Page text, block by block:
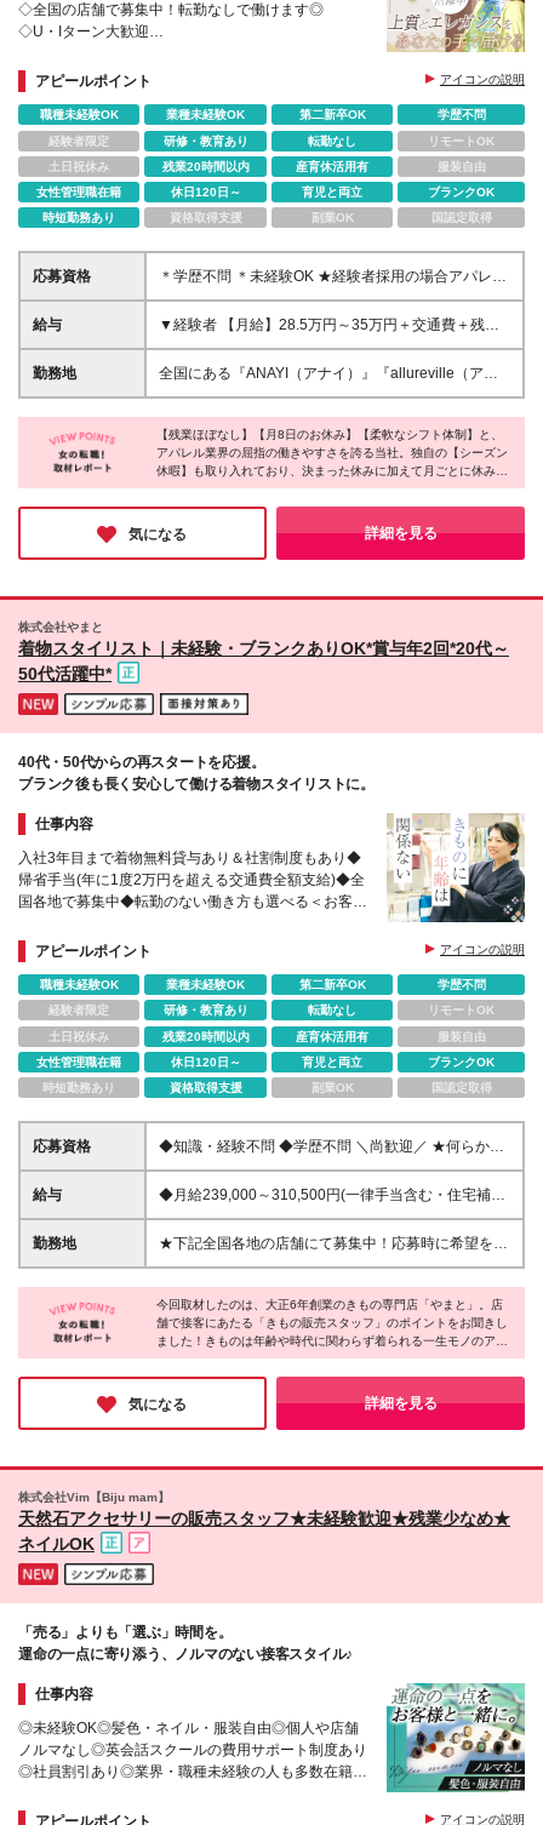
◇全国の店舗で募集中！転勤なしで働けます◎
◇U・Iターン大歓迎
◇月8日+シーズン休暇23日+有給5日で実質年125日
お休み可
アピールポイント アイコンの説明
職種未経験OK 業種未経験OK 第二新卒OK
学歴不問
経験者限定
研修・教育あり 転勤なし
リモートOK
土日祝休み
残業20時間以内 産育休活用有
服装自由
女性管理職在籍
休日120日～ 育児と両立
ブランクOK
時短勤務あり
資格取得支援 副業OK 国認定取得
応募資格
＊学歴不問 ＊未経験OK ★経験者採用の場合アパレル
経験1年以上 ～こんな方におススメ～ *人と話すこと
が大好き! *アパレル経験は無いけれど、お洋服が好き!
い *長く働ける会社に勤めたい *年齢を重ねても活躍
できるブランドで働きたい *ロールモデルとなる先輩
給与
▼経験者 【月給】28.5万円～35万円＋交通費＋残業
代全額支給 ▼未経験 【月給】24万円～30万円＋交通
費＋残業代全額支給 ※経験や能力等を考慮の上、当社
間中の条件変更なし。 ★将来的に店長になった場合
は月給36万円～も可能です
勤務地
全国にある『ANAYI（アナイ）』『allureville（アル
アバイル）』 『LOULOU WILLOUGHBY（ルル・ウ
ィルビー）』の ご希望の勤務地にて活躍していただ
きます！ ＼3月オープン！／ LOULOU
WILLOUGHBY 博多阪急 └博多駅直結！ 【北海道】
◆北海道／札幌 【東北】 ◆宮城県／仙台 【関東】 ◆
千葉県／千葉 ◆神奈川県／横浜 ◆東京都／中央区
（日本橋、銀座）千代田区（丸の内、有楽町）港区
西】 ◆京都府／京都 ◆大阪府／大阪市（梅田、なん
ば、心斎橋）阿倍野区（あべの）吹田市（吹田） ◆
州】 ◆福岡県／福岡、小倉 ◆熊本／熊本 ◆鹿児島
⇒https://www.anayi.com/stores 【allureville／16店舗
展開中】⇒https://www.allureville.com/stores
【LOULOU WILLOUGHBY／5店舗展開中】
⇒https://www.loulouwilloughby.com/shop/
【残業ほぼなし】【月8日のお休み】【柔軟なシフト体制】と、
アパレル業界の屈指の働きやすさを誇る当社。独自の【シーズン
休暇】も取り入れており、決まった休みに加えて月ごとに休みを
シフトに組み込んでくれるそうです♪さらに、アパレル業界では
珍しく、取得義務有休と合わせて【年間125日】の休みを取れる
と伺いました！産育休の取得実績もあるため、好きを仕事に長く
輝き続けられる環境だと思います！
気になる 詳細を見る
株式会社やまと
着物スタイリスト｜未経験・ブランクありOK*賞与年2回*20代～
50代活躍中*
40代・50代からの再スタートを応援。
ブランク後も長く安心して働ける着物スタイリストに。
仕事内容
入社3年目まで着物無料貸与あり＆社割制度もあり◆
帰省手当(年に1度2万円を超える交通費全額支給)◆全
国各地で募集中◆転勤のない働き方も選べる＜お客様
＞
アピールポイント アイコンの説明
職種未経験OK 業種未経験OK 第二新卒OK
学歴不問
経験者限定
研修・教育あり 転勤なし
リモートOK
土日祝休み
残業20時間以内 産育休活用有
服装自由
女性管理職在籍
休日120日～ 育児と両立
ブランクOK
時短勤務あり
資格取得支援 副業OK 国認定取得
応募資格
◆知識・経験不問 ◆学歴不問 ＼尚歓迎／ ★何らかの
接客・販売の経験をお持ちの方は
給与
◆月給239,000～310,500円(一律手当含む・住宅補助
は別途支給)【ゼネラル社員/全国転勤あり】 ◆月給
210,000～298,000円(地域による)【レギュラー社員/
決定 ＜各種手当＞ ◆通勤手当(上限5万円/月) ◆時間
外手当 ◆夜間手当(最大7千円/月) ◆出張手当 ◆家族
手当(扶養家族1人月1.5万円/2人月1.95万円/3人月2.4
補助(転勤ありの場合) ◆引越手当(全額支給) ◆赴任手
当(10万円) ◆帰省手当(年に1度、2万円を超える交通
費全額支給)
勤務地
★下記全国各地の店舗にて募集中！応募時に希望をお
知らせください！※配属店舗は入社確定後にこちらで
決定し、お伝えいたします 【積極採用】 アトレ亀戸
店 町田モディ店 ルミネ立川店 ペリエ千葉 トレッサ横
浜店 横浜ポルタ店 ダイナシティウエスト小田原店 梅
田阪急三番街店 ららぽーと福岡店 ららぽーと沼津店
さんすて岡山店 ゆめタウン高松店 イオンモール高知
店 アミュプラザおおいた店 イオンモール宮崎店
今回取材したのは、大正6年創業のきもの専門店「やまと」。店
舗で接客にあたる「きもの販売スタッフ」のポイントをお聞きし
ました！きものは年齢や時代に関わらず着られる一生モノのアイ
テムだからこそ、お客様との信頼関係が大切だそうです。お客様
から直接ご指名をいただいたり、数十年来の“ファン”の方もいる
のだそうです。魅力ある「きもの」を通じて、たくさんのお客様
と交流をする。とてもステキなお仕事だと思いました！
気になる 詳細を見る
株式会社Vim【Biju mam】
天然石アクセサリーの販売スタッフ★未経験歓迎★残業少なめ★
ネイルOK
「売る」よりも「選ぶ」時間を。
運命の一点に寄り添う、ノルマのない接客スタイル♪
仕事内容
◎未経験OK◎髪色・ネイル・服装自由◎個人や店舗
ノルマなし◎英会話スクールの費用サポート制度あり
◎社員割引あり◎業界・職種未経験の人も多数在籍◎
中
アピールポイント アイコンの説明